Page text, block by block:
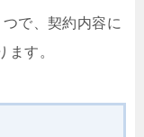
で、契約内容に
ます。